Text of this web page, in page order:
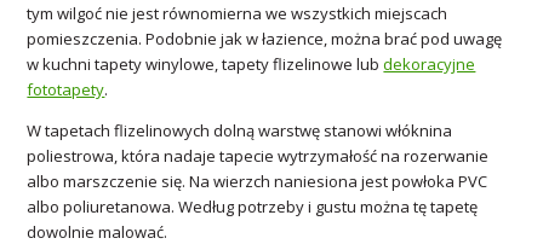
tym wilgoć nie jest równomierna we wszystkich miejscach
pomieszczenia. Podobnie jak w łazience, można brać pod uwagę
w kuchni tapety winylowe, tapety flizelinowe lubdekoracyjne
fototapety.
W tapetach flizelinowych dolną warstwę stanowi włóknina
poliestrowa, która nadaje tapecie wytrzymałość na rozerwanie
albo marszczenie się. Na wierzch naniesiona jest powłoka PVC
albo poliuretanowa. Według potrzeby i gustu można tę tapetę
dowolnie malować.